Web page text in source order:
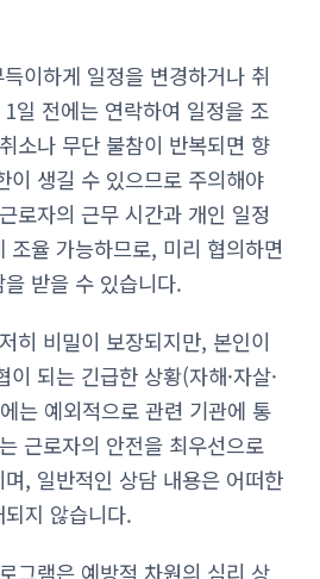
이하게 일정을 변경하거나 취
일 전에는 연락하여 일정을 조
소나 무단 불참이 반복되면 향
이 생길 수 있으므로 주의해야
로자의 근무 시간과 개인 일정
조율 가능하므로, 미리 협의하면
받을 수 있습니다.
히 비밀이 보장되지만, 본인이
되는 긴급한 상황(자해·자살·
는 예외적으로 관련 기관에 통
근로자의 안전을 최우선으로
, 일반적인 상담 내용은 어떠한
지 않습니다.
그램은 예방적 차원의 심리 상